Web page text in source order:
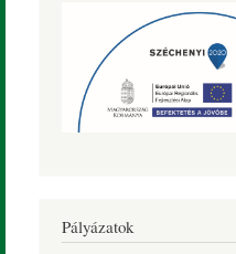
Pályázatok